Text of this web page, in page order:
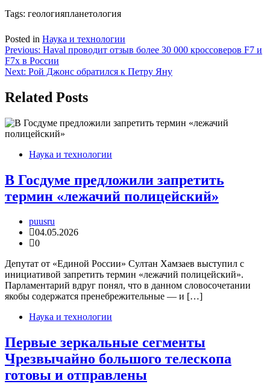
Tags: геологияпланетология
Posted in Наука и технологии
Навигация
по
Previous: Haval проводит отзыв более 30 000 кроссоверов F7 и
F7x в России
Next: Рой Джонс обратился к Петру Яну
Related Posts
Наука и технологии
В Госдуме предложили запретить
термин «лежачий полицейский»
puusru
04.05.2026
0
Депутат от «Единой России» Султан Хамзаев выступил с
инициативой запретить термин «лежачий полицейский».
Парламентарий вдруг понял, что в данном словосочетании
якобы содержатся пренебрежительные — и […]
Наука и технологии
Первые зеркальные сегменты
Чрезвычайно большого телескопа
готовы и отправлены